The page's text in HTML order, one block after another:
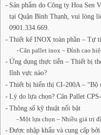
Sản phẩm do Công ty Hoa Sen
tại Quận Bình Thạnh, vui lòng
0901.334.669.
Thiết kế INOX toàn phần – Tự
Cân pallet inox – Đỉnh cao
Ứng dụng thực tiễn – Thiết bị
lĩnh vực nào?
Thiết bị hiển thị CI-200A – “Bộ
Lý do lựa chọn? Cân Pallet
Thông số kỹ thuật nổi bật
Một lựa chọn – Nhiều giá trị
Được nhập khẩu và cung cấp